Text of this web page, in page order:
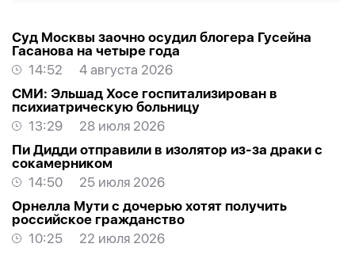
Суд Москвы заочно осудил блогера Гусейна
Гасанова на четыре года
14:52
4 августа 2026
СМИ: Эльшад Хосе госпитализирован в
психиатрическую больницу
13:29
28 июля 2026
Пи Дидди отправили в изолятор из-за драки с
сокамерником
14:50
25 июля 2026
Орнелла Мути с дочерью хотят получить
российское гражданство
10:25
22 июля 2026